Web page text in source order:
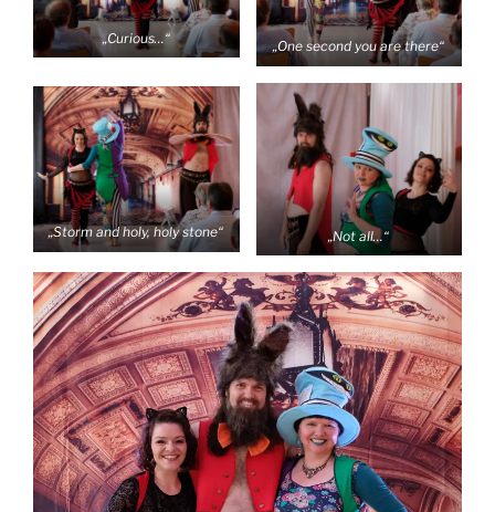
„Curious…“
„One second you are there“
„Storm and holy, holy stone“ „Not all…“